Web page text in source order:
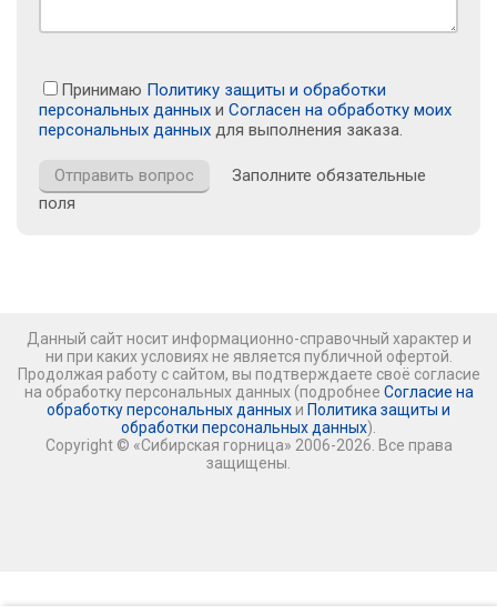
Принимаю Политику защиты и обработки
персональных данных и Согласен на обработку моих
персональных данных для выполнения заказа.
Заполните обязательные
поля
Данный сайт носит информационно-справочный характер и
ни при каких условиях не является публичной офертой.
Продолжая работу с сайтом, вы подтверждаете своё согласие
на обработку персональных данных (подробнее Согласие на
обработку персональных данных и Политика защиты и
обработки персональных данных).
Copyright © «Сибирская горница» 2006-2026. Все права
защищены.